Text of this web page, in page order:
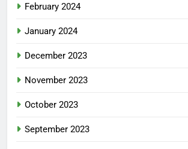
February 2024
January 2024
December 2023
November 2023
October 2023
September 2023